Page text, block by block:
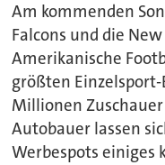
Am kommenden
Falcons und die
Amerikanische
größten Einzelsport-
Millionen
Autobauer lassen
Werbespots einiges